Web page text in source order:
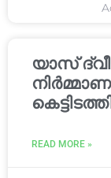
യാസ്
READ MORE »